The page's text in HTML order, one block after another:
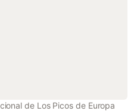
de Los Picos de Europa